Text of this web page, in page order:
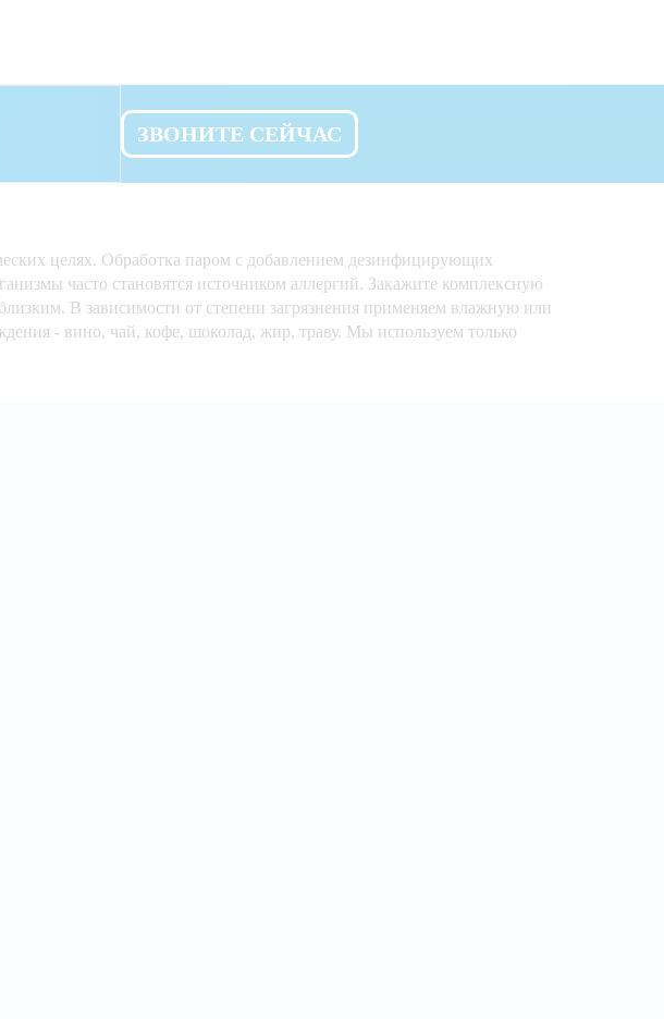
ЗВОНИТЕ СЕЙЧАС
целях. Обработка паром с добавлением дезинфицирующих
часто становятся источником аллергий. Закажите комплексную
В зависимости от степени загрязнения применяем влажную или
- вино, чай, кофе, шоколад, жир, траву. Мы используем только